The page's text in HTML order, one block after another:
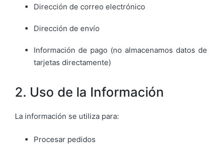
Dirección de correo electrónico
Dirección de envío
Información de pago (no almacenamos datos de
tarjetas directamente)
2. Uso de la Información
La información se utiliza para:
Procesar pedidos